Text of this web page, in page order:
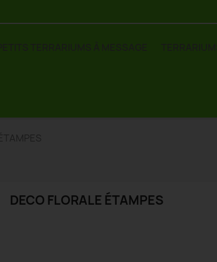
DECO FLORALE ÉTAMPES